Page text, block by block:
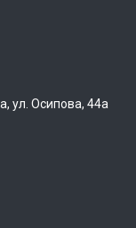
ул. Осипова, 44а